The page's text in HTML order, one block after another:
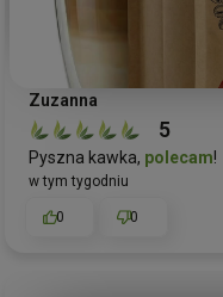
Zuzanna
5
Pyszna kawka, polecam!
w tym tygodniu
0 0